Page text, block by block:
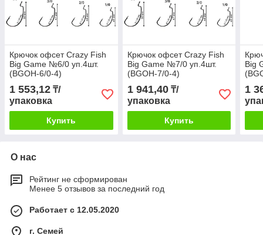
Крючок офсет Crazy Fish
Big Game №6/0 уп.4шт.
(BGOH-6/0-4)
1 553,12 ₸/
упаковка
Купить
Крючок офсет Crazy Fish
Big Game №7/0 уп.4шт.
(BGOH-7/0-4)
1 941,40₸/
упаковка
Купить
Big
1
О нас
Рейтинг не сформирован
Менее 5 отзывов за последний год
Работает с 12.05.2020
г. Семей